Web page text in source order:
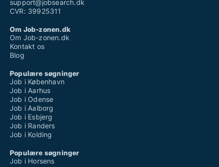
support@jobsearch.dk
CVR: 39925311
Om Job-zonen.dk
Om Job-zonen.dk
Kontakt os
Blog
Populære søgninger
Job i København
Job i Aarhus
Job i Odense
Job i Aalborg
Job i Esbjerg
Job i Randers
Job i Kolding
Populære søgninger
Job i Horsens